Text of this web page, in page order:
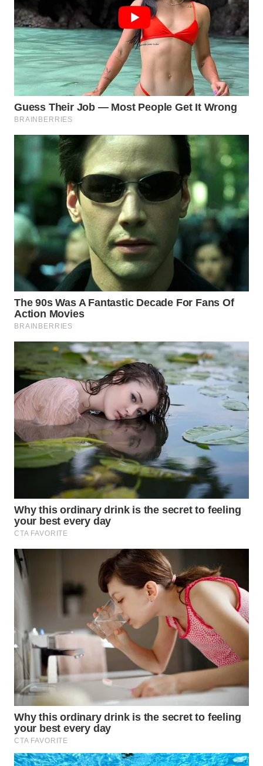
BOGOR
WN
DEPOK
TAPANULI
UTARA
WN
PADANG
LAWAS
WN
SUMEDANG
WN
CIANJUR
KEPULAUAN
SERIBU
WN
TANGERANG
BINJAI
WN
INDRAMAYU
KUNINGAN
MAJALENGKA
WN
SUBANG
WN
SUKABUMI
WN
PURWAKARTA